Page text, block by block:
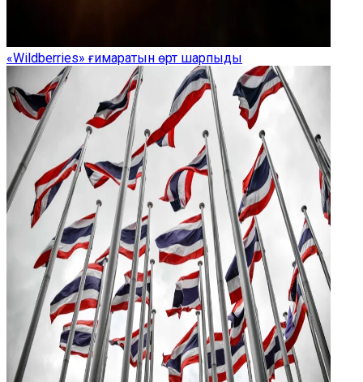
«Wildberries» ғимаратын өрт шарпыды